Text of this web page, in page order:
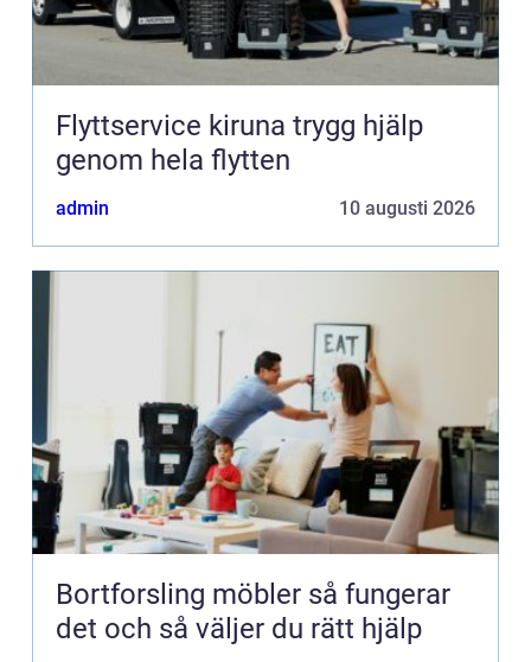
Flyttservice kiruna trygg hjälp
genom hela flytten
admin 10 augusti 2026
Bortforsling möbler så fungerar
det och så väljer du rätt hjälp